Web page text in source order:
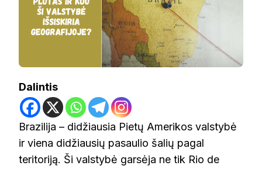
Dalintis
Brazilija – didžiausia Pietų Amerikos valstybė
ir viena didžiausių pasaulio šalių pagal
teritoriją. Ši valstybė garsėja ne tik Rio de